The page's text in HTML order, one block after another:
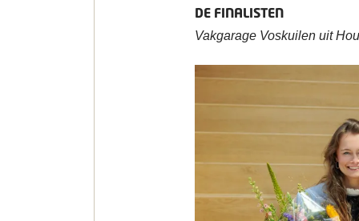
DE FINALISTEN
Vakgarage Voskuilen uit